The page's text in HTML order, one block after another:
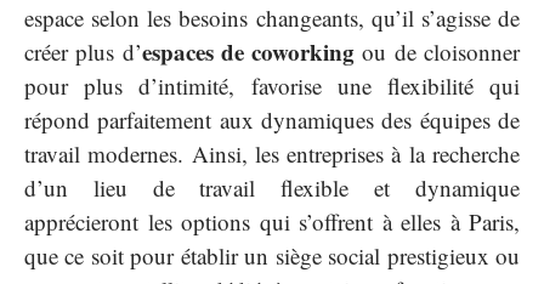
espace selon les besoins changeants, qu’il s’agisse de
créer plus d’espaces de coworking ou de cloisonner
pour plus d’intimité, favorise une flexibilité qui
répond parfaitement aux dynamiques des équipes de
travail modernes. Ainsi, les entreprises à la recherche
d’un lieu de travail flexible et dynamique
apprécieront les options qui s’offrent à elles à Paris,
que ce soit pour établir un siège social prestigieux ou